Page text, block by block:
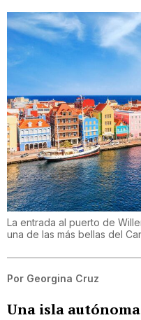
La entrada al puerto de
una de las más bellas del
Por Georgina Cruz
Una isla